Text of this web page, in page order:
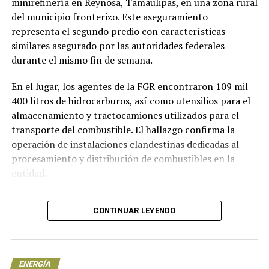
esfuerzos para hacer asequibles las viviendas y
congruentes con un desarrollo sustentable se reflejan
en este proyecto, del que hoy estamos orgullosos”,
destacó Edna Vega Rangel, directora general de la
Benefician a segmentos de
bajos ingresos
segmento de bajos ingresos, el 75% fueron adquiridas
con crédito Infonavit. En un año, estas viviendas
del municipio fronterizo. Este aseguramiento
representa el segundo predio con características
similares asegurado por las autoridades federales
durante el mismo fin de semana.
En el lugar, los agentes de la FGR encontraron 109 mil
400 litros de hidrocarburos, así como utensilios para el
almacenamiento y tractocamiones utilizados para el
transporte del combustible. El hallazgo confirma la
operación de instalaciones clandestinas dedicadas al
procesamiento y distribución de combustibles en la
entidad.
De acuerdo con información publicada por el diario
Reforma, en el predio asegurado se localizaron tres
recipientes son similares a los utilizados en
instalaciones de refinación autorizadas, aunque las
CONTINUAR LEYENDO
ENERGÍA